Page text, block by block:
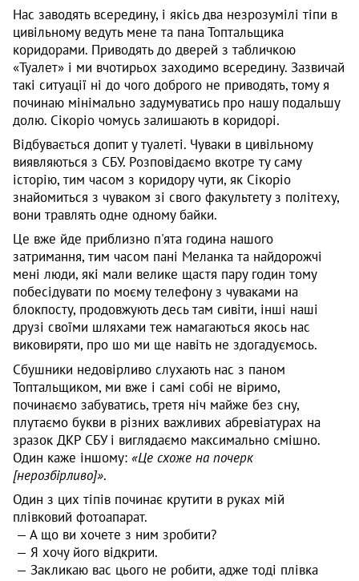
Нас заводять всередину, і якісь два незрозумілі тіпи в
цивільному ведуть мене та пана Топтальщика
коридорами. Приводять до дверей з табличкою
«Туалет» і ми вчотирьох заходимо всередину. Зазвичай
такі ситуації ні до чого доброго не приводять, тому я
починаю мінімально задумуватись про нашу подальшу
долю. Сікоріо чомусь залишають в коридорі.
Відбувається допит у туалеті. Чуваки в цивільному
виявляються з СБУ. Розповідаємо вкотре ту саму
історію, тим часом з коридору чути, як Сікоріо
знайомиться з чуваком зі свого факультету з політеху,
вони травлять одне одному байки.
Це вже йде приблизно п'ята година нашого
затримання, тим часом пані Меланка та найдорожчі
мені люди, які мали велике щастя пару годин тому
побесідувати по моєму телефону з чуваками на
блокпосту, продовжують десь там сивіти, інші наші
друзі своїми шляхами теж намагаються якось нас
виковиряти, про шо ми ще навіть не здогадуємось.
Сбушники недовірливо слухають нас з паном
Топтальщиком, ми вже і самі собі не віримо,
починаємо забуватись, третя ніч майже без сну,
плутаємо букви в різних важливих абревіатурах на
зразок ДКР СБУ і виглядаємо максимально смішно.
Один каже іншому: «Це схоже на почерк
[нерозбірливо]».
Один з цих тіпів починає крутити в руках мій
плівковий фотоапарат.
— А що ви хочете з ним зробити?
— Я хочу його відкрити.
— Закликаю вас цього не робити, адже тоді плівка